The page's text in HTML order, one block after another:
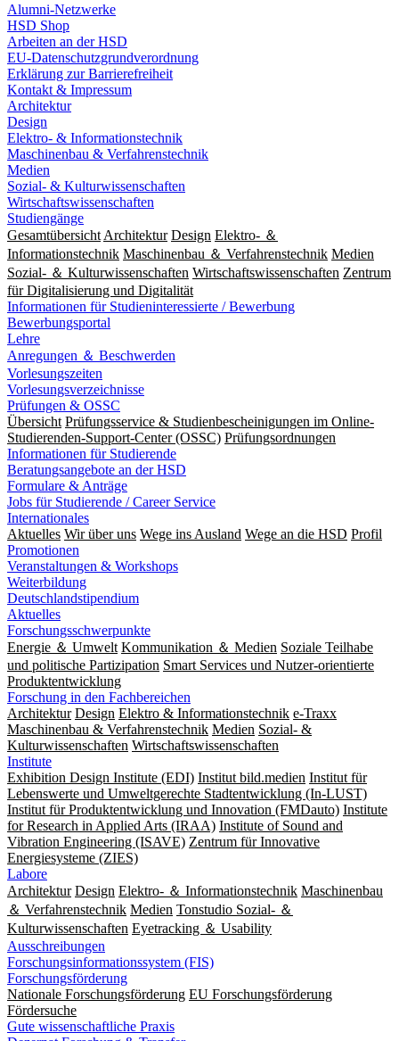
Alumni-Netzwerke
HSD Shop
Arbeiten an der HSD
EU-Datenschutzgrundverordnung
Erklärung zur Barrierefreiheit
Kontakt & Impressum
Architektur
Design
Elektro- & Informationstechnik
Maschinenbau & Verfahrenstechnik
Medien
Sozial- & Kulturwissenschaften
Wirtschaftswissenschaften
Studiengänge
Gesamtübersicht Architektur Design Elektro- ＆
Informationstechnik Maschinenbau ＆ Verfahrenstechnik Medien
Sozial- ＆ Kulturwissenschaften Wirtschaftswissenschaften Zentrum
für Digitalisierung und Digitalität
Informationen für Studieninteressierte / Bewerbung
Bewerbungsportal
Lehre
Anregungen ＆ Beschwerden
Vorlesungszeiten
Vorlesungsverzeichnisse
Prüfungen & OSSC
Übersicht Prüfungsservice & Studienbescheinigungen im Online-
Studierenden-Support-Center (OSSC) Prüfungsordnungen
Informationen für Studierende
Beratungsangebote an der HSD
Formulare & Anträge
Jobs für Studierende / Career Service
Internationales
Aktuelles Wir über uns Wege ins Ausland Wege an die HSD Profil
Promotionen
Veranstaltungen & Workshops
Weiterbildung
Deutschlandstipendium
Aktuelles
Forschungsschwerpunkte
Energie ＆ Umwelt Kommunikation ＆ Medien Soziale Teilhabe
und politische Partizipation Smart Services und Nutzer-orientierte
Produktentwicklung
Forschung in den Fachbereichen
Architektur Design Elektro & Informationstechnik e-Traxx
Maschinenbau & Verfahrenstechnik Medien Sozial- &
Kulturwissenschaften Wirtschaftswissenschaften
Institute
Exhibition Design Institute (EDI) Institut bild.medien Institut für
Lebenswerte und Umweltgerechte Stadtentwicklung (In-LUST)
Institut für Produktentwicklung und Innovation (FMDauto) Institute
for Research in Applied Arts (IRAA) Institute of Sound and
Vibration Engineering (ISAVE) Zentrum für Innovative
Energiesysteme (ZIES)
Labore
Architektur Design Elektro- ＆ Informationstechnik Maschinenbau
＆ Verfahrenstechnik Medien Tonstudio Sozial- ＆
Kulturwissenschaften Eyetracking ＆ Usability
Ausschreibungen
Forschungsinformationssystem (FIS)
Forschungsförderung
Nationale Forschungsförderung EU Forschungsförderung
Fördersuche
Gute wissenschaftliche Praxis